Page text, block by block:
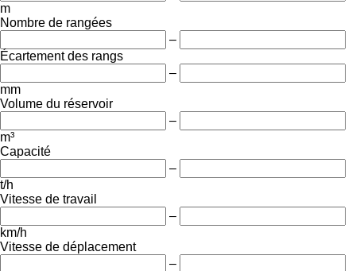
m
Nombre de rangées
–
Écartement des rangs
–
mm
Volume du réservoir
–
m³
Capacité
–
t/h
Vitesse de travail
–
km/h
Vitesse de déplacement
–